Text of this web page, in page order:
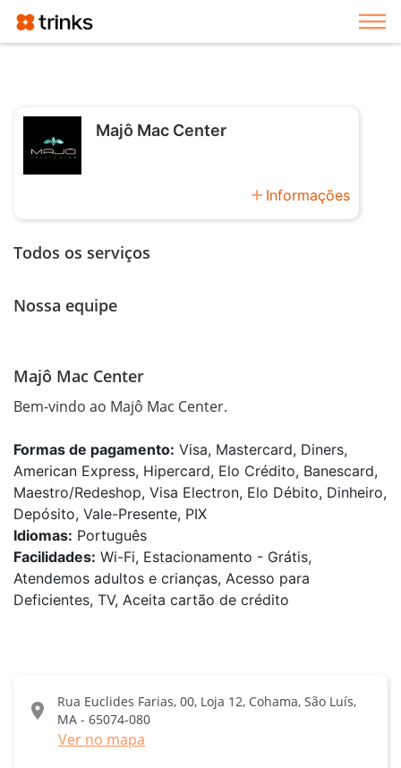
Majô Mac Center
add Informações
Todos os serviços
Nossa equipe
Majô Mac Center
Bem-vindo ao Majô Mac Center.
Formas de pagamento: Visa, Mastercard, Diners,
American Express, Hipercard, Elo Crédito, Banescard,
Maestro/Redeshop, Visa Electron, Elo Débito, Dinheiro,
Depósito, Vale-Presente, PIX
Idiomas: Português
Facilidades: Wi-Fi, Estacionamento - Grátis,
Atendemos adultos e crianças, Acesso para
Deficientes, TV, Aceita cartão de crédito
location_on
Rua Euclides Farias, 00, Loja 12, Cohama, São Luís,
MA - 65074-080
Ver no mapa